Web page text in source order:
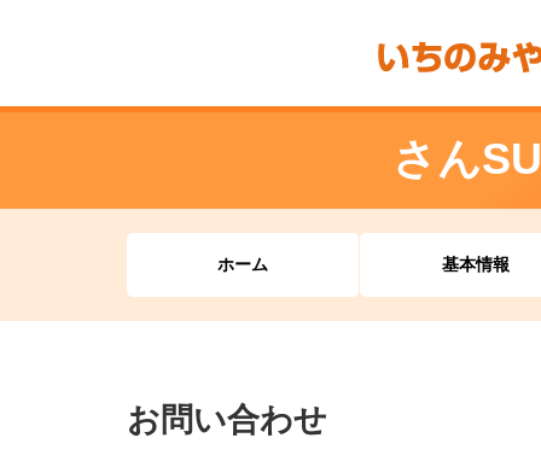
さん
ホーム 基本情報
お問い合わせ